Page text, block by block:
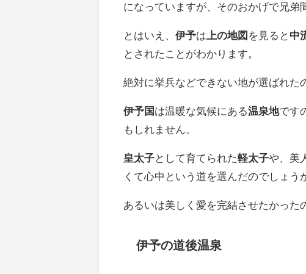
になっていますが、そのおかげで兄弟
とはいえ、伊予は 上の地図 を見ると 中
とされたことがわかります。
絶対に挙兵などできない地が選ばれた
伊予国 は温暖な気候にある温泉地です
もしれません。
皇太子として育てられた軽太子や、美
くて心中という道を選んだのでしょう
あるいは美しく愛を完結させたかった
伊予の道後温泉